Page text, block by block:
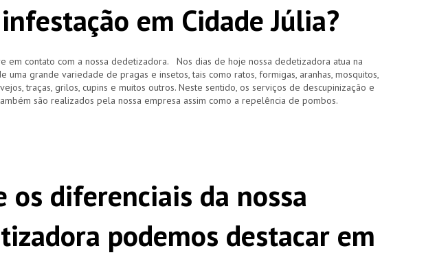
em Cidade Júlia?
em contato com a nossa dedetizadora. Nos dias de hoje nossa dedetizadora atua na
uma grande variedade de pragas e insetos, tais como ratos, formigas, aranhas, mosquitos,
traças, grilos, cupins e muitos outros. Neste sentido, os serviços de descupinização e
são realizados pela nossa empresa assim como a repelência de pombos.
os diferenciais da nossa
podemos destacar em